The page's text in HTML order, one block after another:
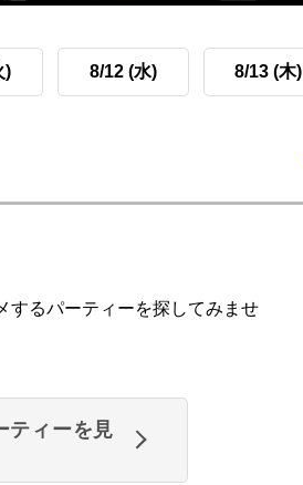
) 8/12 (水) 8/13 (木)
するパーティーを探してみませ
ティーを見